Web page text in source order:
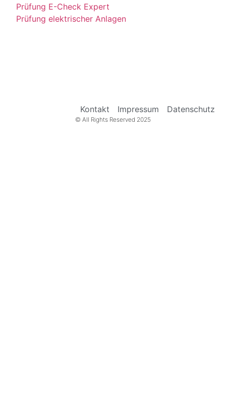
Prüfung E-Check Expert
Prüfung elektrischer Anlagen
Kontakt Impressum Datenschutz
© All Rights Reserved 2025